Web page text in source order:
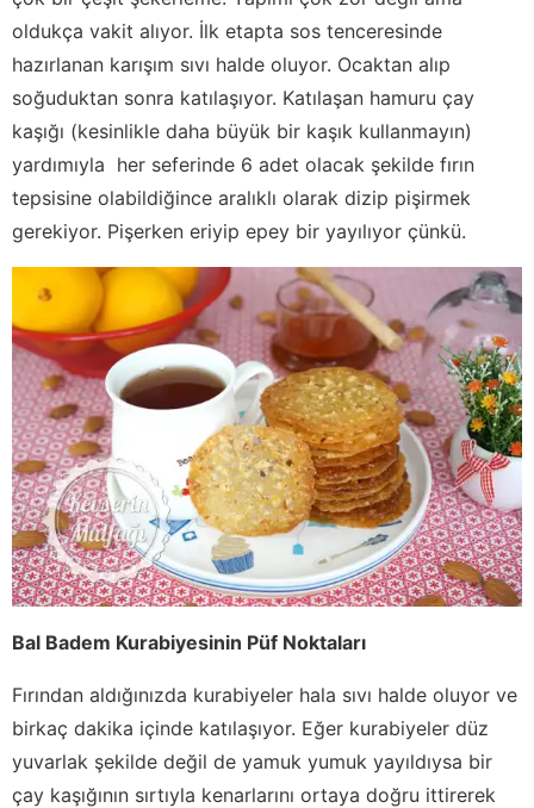
oldukça vakit alıyor. İlk etapta sos tenceresinde
hazırlanan karışım sıvı halde oluyor. Ocaktan alıp
soğuduktan sonra katılaşıyor. Katılaşan hamuru çay
kaşığı (kesinlikle daha büyük bir kaşık kullanmayın)
yardımıyla her seferinde 6 adet olacak şekilde fırın
tepsisine olabildiğince aralıklı olarak dizip pişirmek
gerekiyor. Pişerken eriyip epey bir yayılıyor çünkü.
Bal Badem Kurabiyesinin Püf Noktaları
Fırından aldığınızda kurabiyeler hala sıvı halde oluyor ve
birkaç dakika içinde katılaşıyor. Eğer kurabiyeler düz
yuvarlak şekilde değil de yamuk yumuk yayıldıysa bir
çay kaşığının sırtıyla kenarlarını ortaya doğru ittirerek